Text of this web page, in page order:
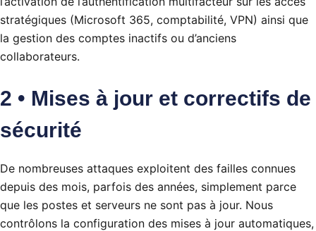
stratégiques (Microsoft 365, comptabilité, VPN) ainsi que
la gestion des comptes inactifs ou d’anciens
collaborateurs.
2 • Mises à jour et correctifs de
sécurité
De nombreuses attaques exploitent des failles connues
depuis des mois, parfois des années, simplement parce
que les postes et serveurs ne sont pas à jour. Nous
contrôlons la configuration des mises à jour automatiques,